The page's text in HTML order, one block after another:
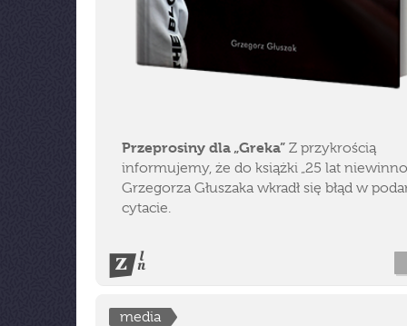
Przeprosiny dla „Greka” Z przykrością
informujemy, że do książki „25 lat
Grzegorza Głuszaka wkradł się błąd w
cytacie.
media